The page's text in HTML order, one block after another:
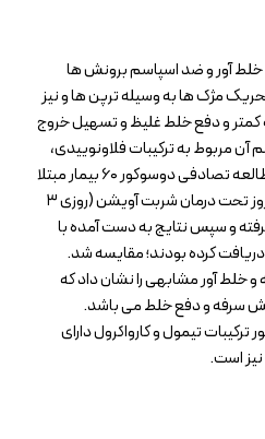
آور و ضد اسپاسم برونش ها
مژک ها به وسیله ترپن ها و نیز
کمتر و دفع خلط غلیظ و تسهیل خروج
مربوط به ترکیبات فلاونوییدی،
فنولی و اسانس است. در یک مطالعه تصادفی دوسوکور ۶۰ بیمار مبتلا
به سرفه های شدید به مدت ۵ روز تحت درمان شربت آویشن (روزی ۳
لیتر) قرار گرفته و سپس نتایج به دست آمده با
کرده بودند؛ مقایسه شد.
و خلط آور مشابهی را نشان داد که
سرفه و دفع خلط می باشد.
تیمول و کارواکرول دارای
است.